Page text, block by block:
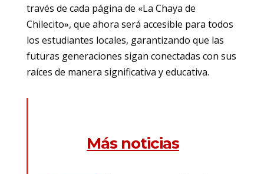
través de cada página de «La Chaya de
Chilecito», que ahora será accesible para todos
los estudiantes locales, garantizando que las
futuras generaciones sigan conectadas con sus
raíces de manera significativa y educativa.
Más noticias